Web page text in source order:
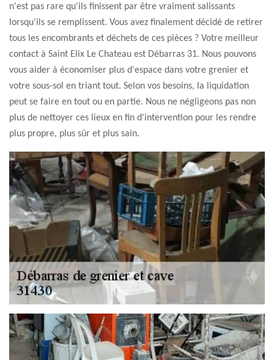
n'est pas rare qu'ils finissent par être vraiment salissants
lorsqu'ils se remplissent. Vous avez finalement décidé de retirer
tous les encombrants et déchets de ces pièces ? Votre meilleur
contact à Saint Elix Le Chateau est Débarras 31. Nous pouvons
vous aider à économiser plus d'espace dans votre grenier et
votre sous-sol en triant tout. Selon vos besoins, la liquidation
peut se faire en tout ou en partie. Nous ne négligeons pas non
plus de nettoyer ces lieux en fin d'intervention pour les rendre
plus propre, plus sûr et plus sain.